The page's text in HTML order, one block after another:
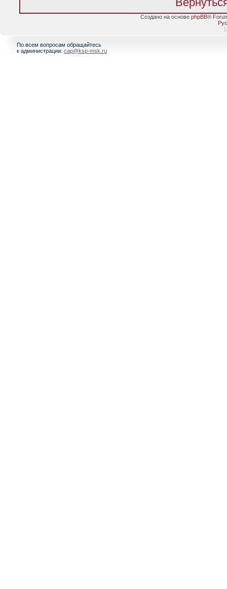
Создано на основе phpBB®
[
По всем вопросам обращайтесь
к администрации: cap@ksp-msk.ru